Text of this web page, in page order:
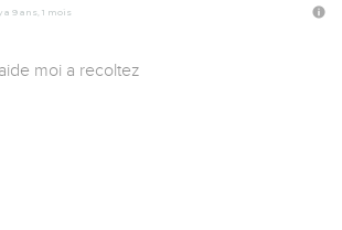
a 9 ans, 1 mois
moi a recoltez